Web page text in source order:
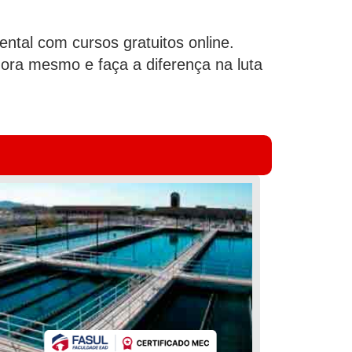
com cursos gratuitos online.
mesmo e faça a diferença na luta